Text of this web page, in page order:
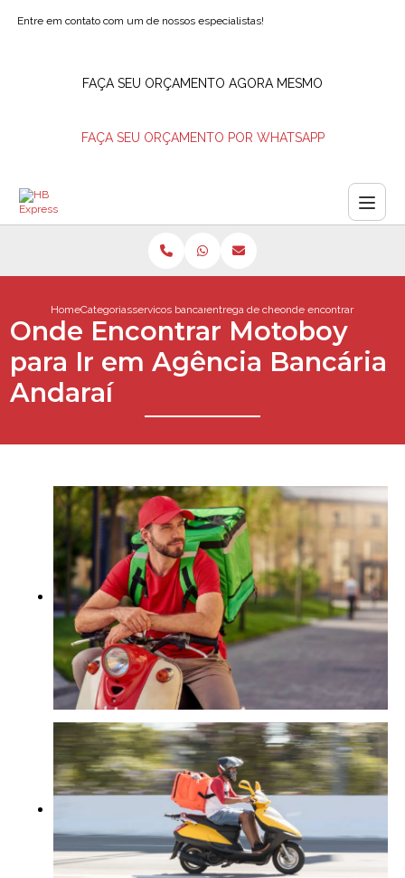
Entre em contato com um de nossos especialistas!
FAÇA SEU ORÇAMENTO AGORA MESMO
FAÇA SEU ORÇAMENTO POR WHATSAPP
HomeCategoriasservicos bancariosentrega de cheques barra da tijuca
onde encontrar motoboy
Onde Encontrar Motoboy
para Ir em Agência Bancária
Andaraí